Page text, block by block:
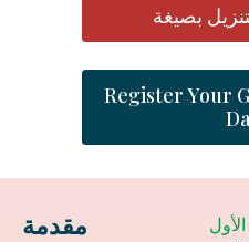
Register Your
مقدمة